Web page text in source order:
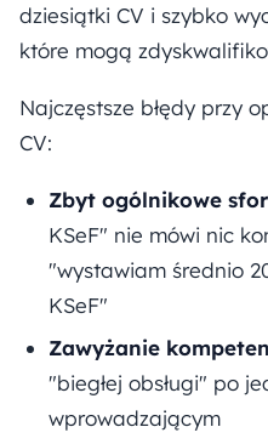
dziesiątki CV i szybko
które mogą
Najczęstsze błędy przy
CV:
Zbyt ogólnikowe
KSeF" nie mówi nic
"wystawiam średnio
KSeF"
Zawyżanie
"biegłej obsługi" po
wprowadzającym